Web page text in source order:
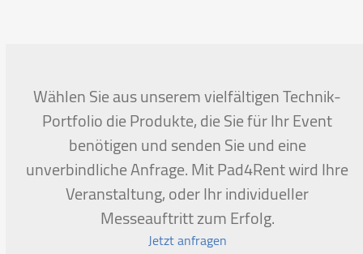
first
slide
Wählen Sie aus unserem vielfältigen Technik-
Portfolio die Produkte, die Sie für Ihr Event
benötigen und senden Sie und eine
unverbindliche Anfrage. Mit Pad4Rent wird Ihre
Veranstaltung, oder Ihr individueller
Messeauftritt zum Erfolg.
Jetzt anfragen